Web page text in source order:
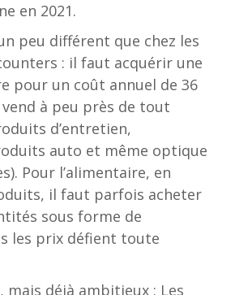
en 2021.
peu différent que chez les
: il faut acquérir une
pour un coût annuel de 36
à peu près de tout
d’entretien,
auto et même optique
Pour l’alimentaire, en
il faut parfois acheter
sous forme de
les prix défient toute
mais déjà ambitieux : Les